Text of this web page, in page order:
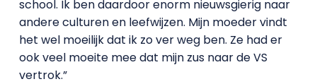
school. Ik ben daardoor enorm nieuwsgierig naar
andere culturen en leefwijzen. Mijn moeder vindt
het wel moeilijk dat ik zo ver weg ben. Ze had er
ook veel moeite mee dat mijn zus naar de VS
vertrok.”